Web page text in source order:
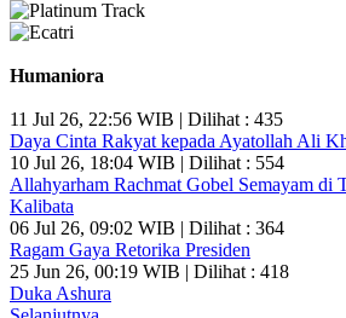
Humaniora
11 Jul 26, 22:56 WIB | Dilihat : 435
Daya Cinta Rakyat kepada Ayatollah Ali
10 Jul 26, 18:04 WIB | Dilihat : 554
Allahyarham Rachmat Gobel Semayam di
Kalibata
06 Jul 26, 09:02 WIB | Dilihat : 364
Ragam Gaya Retorika Presiden
25 Jun 26, 00:19 WIB | Dilihat : 418
Duka Ashura